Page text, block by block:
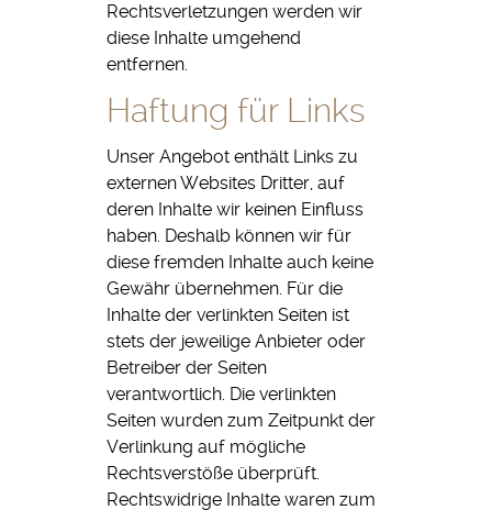
Rechtsverletzungen werden wir
diese Inhalte umgehend
entfernen.
Haftung für Links
Unser Angebot enthält Links zu
externen Websites Dritter, auf
deren Inhalte wir keinen Einfluss
haben. Deshalb können wir für
diese fremden Inhalte auch keine
Gewähr übernehmen. Für die
Inhalte der verlinkten Seiten ist
stets der jeweilige Anbieter oder
Betreiber der Seiten
verantwortlich. Die verlinkten
Seiten wurden zum Zeitpunkt der
Verlinkung auf mögliche
Rechtsverstöße überprüft.
Rechtswidrige Inhalte waren zum